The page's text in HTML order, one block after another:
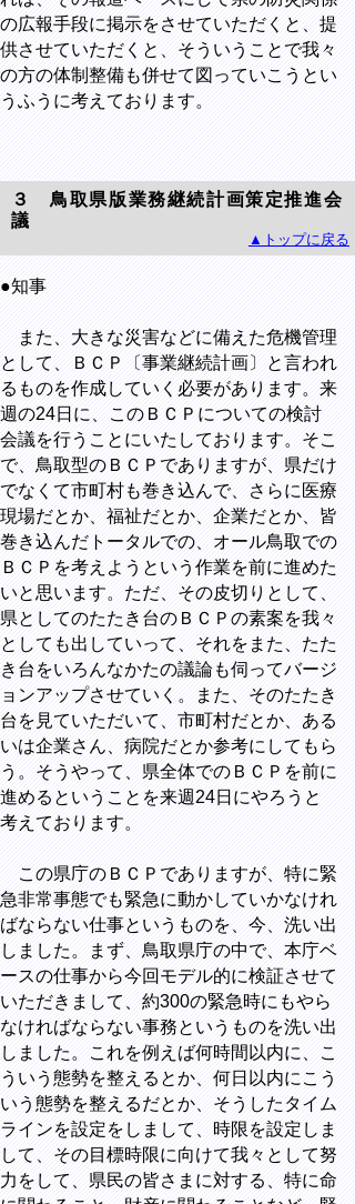
の広報手段に掲示をさせていただくと、提
供させていただくと、そういうことで我々
の方の体制整備も併せて図っていこうとい
うふうに考えております。
３ 鳥取県版業務継続計画策定推進会
議
▲トップに戻る
●知事
また、大きな災害などに備えた危機管理
として、ＢＣＰ〔事業継続計画〕と言われ
るものを作成していく必要があります。来
週の24日に、このＢＣＰについての検討
会議を行うことにいたしております。そこ
で、鳥取型のＢＣＰでありますが、県だけ
でなくて市町村も巻き込んで、さらに医療
現場だとか、福祉だとか、企業だとか、皆
巻き込んだトータルでの、オール鳥取での
ＢＣＰを考えようという作業を前に進めた
いと思います。ただ、その皮切りとして、
県としてのたたき台のＢＣＰの素案を我々
としても出していって、それをまた、たた
き台をいろんなかたの議論も伺ってバージ
ョンアップさせていく。また、そのたたき
台を見ていただいて、市町村だとか、ある
いは企業さん、病院だとか参考にしてもら
う。そうやって、県全体でのＢＣＰを前に
進めるということを来週24日にやろうと
考えております。
この県庁のＢＣＰでありますが、特に緊
急非常事態でも緊急に動かしていかなけれ
ばならない仕事というものを、今、洗い出
しました。まず、鳥取県庁の中で、本庁ベ
ースの仕事から今回モデル的に検証させて
いただきまして、約300の緊急時にもやら
なければならない事務というものを洗い出
しました。これを例えば何時間以内に、こ
ういう態勢を整えるとか、何日以内にこう
いう態勢を整えるだとか、そうしたタイム
ラインを設定をしまして、時限を設定しま
して、その目標時限に向けて我々として努
力をして、県民の皆さまに対する、特に命